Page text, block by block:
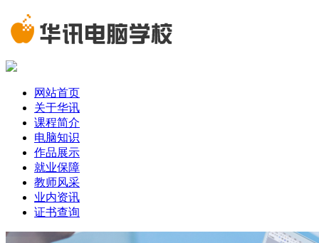
网站首页
关于华讯
课程简介
电脑知识
作品展示
就业保障
教师风采
业内资讯
证书查询